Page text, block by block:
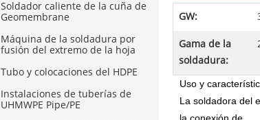
Soldador caliente de la cuña de
Geomembrane
Máquina de la soldadura por
fusión del extremo de la hoja
Tubo y colocaciones del HDPE
Instalaciones de tuberías de
UHMWPE Pipe/PE
GW:
Gama de la
soldadura:
Uso y
La soldadora del